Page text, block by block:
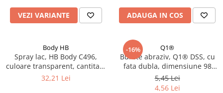
VEZI VARIANTE
litru
ADAUGA IN COS
Body HB
Spray lac, HB Body C496,
culoare transparent, cantitate
400 ml
32,21 Lei
-16% Q1®
Burete abraziv, Q1® DSS, cu
fata dubla, dimensiune 98
mm x 120 mm x 13 mm
5,45 Lei
4,56 Lei